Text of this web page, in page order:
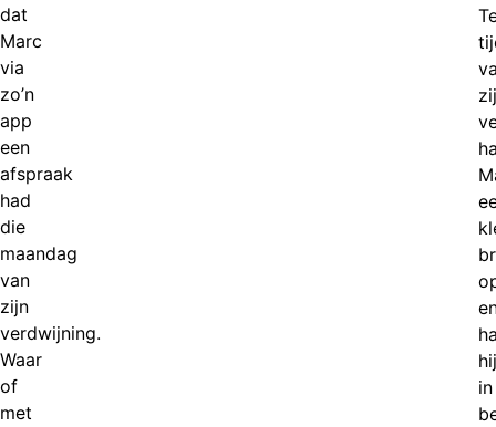
dat
Marc
via
zo’n
app
een
afspraak
had
die
maandag
van
zijn
verdwijning.
Waar
of
met
hij
in